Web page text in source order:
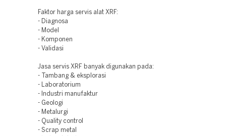
Faktor harga servis alat XRF:
- Diagnosa
- Model
- Komponen
- Validasi
Jasa servis XRF banyak digunakan pada:
- Tambang & eksplorasi
- Laboratorium
- Industri manufaktur
- Geologi
- Metalurgi
- Quality control
- Scrap metal